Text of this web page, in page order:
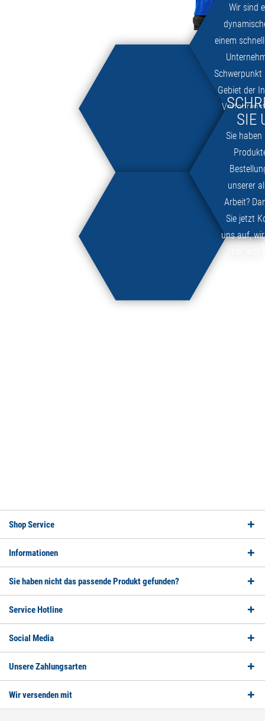
Wir sind
einem
Gebiet der
dem
sparsame
SIE
Sie
unserer
Arbeit?
Sie jetzt
uns auf,
Shop Service
Informationen
Sie haben nicht das passende Produkt gefunden?
Service Hotline
Social Media
Unsere Zahlungsarten
Wir versenden mit